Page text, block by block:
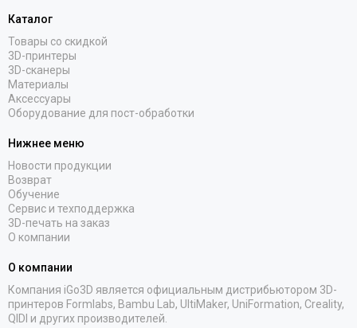
Каталог
Товары со скидкой
3D-принтеры
3D-сканеры
Материалы
Аксессуары
Оборудование для пост-обработки
Нижнее меню
Новости продукции
Возврат
Обучение
Сервис и техподдержка
3D-печать на заказ
О компании
О компании
Компания iGo3D является официальным дистрибьютором 3D-
принтеров Formlabs, Bambu Lab, UltiMaker, UniFormation, Creality,
QIDI и других производителей.